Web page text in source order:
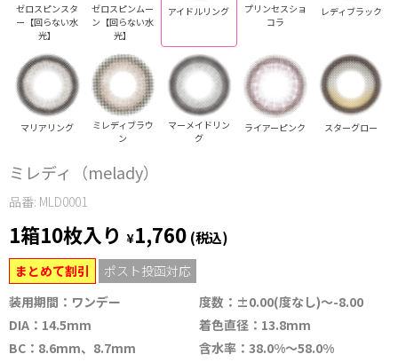
ゼロスピンスタ
ー【回らない水
光】
ゼロスピンムー
ン【回らない水
光】
アイドルリング
プリンセスショ
コラ
レディブラック
マリアリング
ミレディブラウ
ン
マーメイドリン
グ
ライアーピンク スターグロー
ミレディ（melady）
品番: MLD0001
1箱10枚入り ¥1,760 (税込)
まとめて割引
ポスト投函対応
装用期間：ワンデー
度数：±0.00(度なし)～-8.00
DIA：14.5mm
着色直径：13.8mm
BC：8.6mm、8.7mm
含水率：38.0%～58.0%